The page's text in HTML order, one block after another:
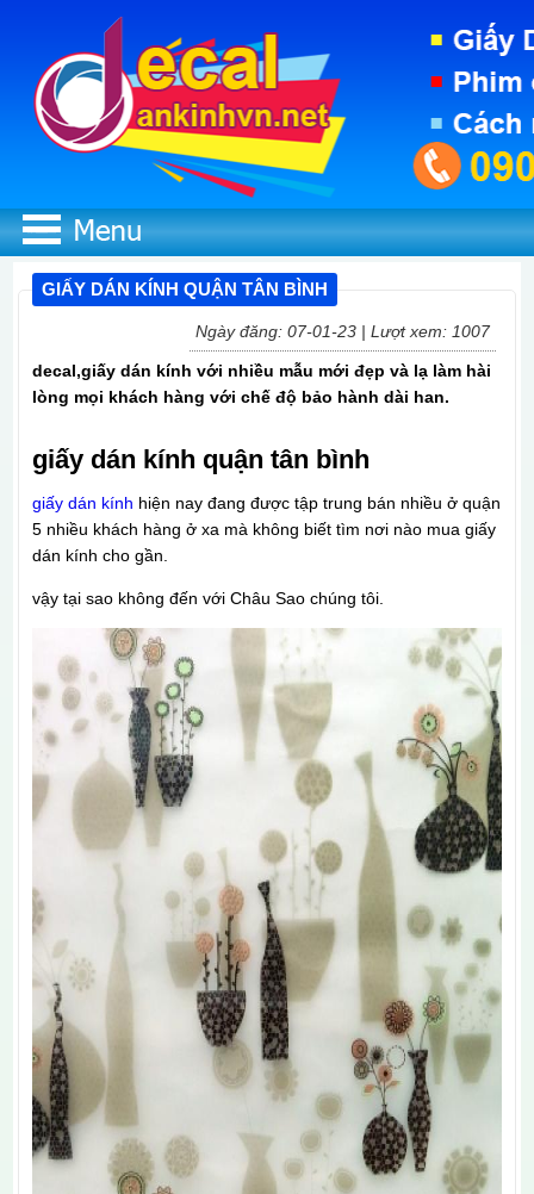
GIẤY DÁN KÍNH QUẬN TÂN BÌNH
Ngày đăng: 07-01-23 | Lượt xem: 1007
decal,giấy dán kính với nhiều mẫu mới đẹp và lạ làm hài
lòng mọi khách hàng với chế độ bảo hành dài han.
giấy dán kính quận tân bình
giấy dán kính hiện nay đang được tập trung bán nhiều ở quận
5 nhiều khách hàng ở xa mà không biết tìm nơi nào mua giấy
dán kính cho gần.
vậy tại sao không đến với Châu Sao chúng tôi.